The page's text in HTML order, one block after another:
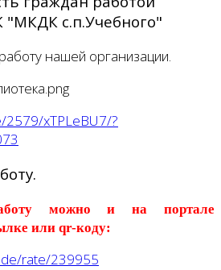
с.п.Учебного"
нашей организации.
xTPLeBU7/?
можно и на портале
или qr-коду:
rate/239955